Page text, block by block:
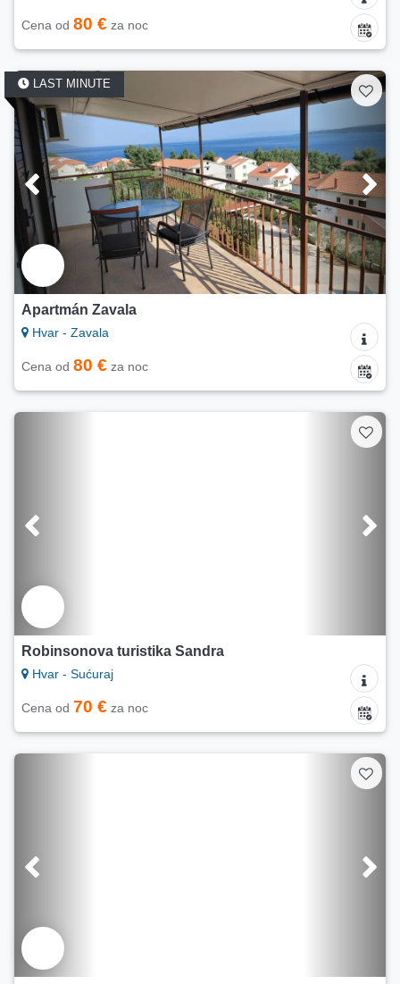
Cena od 80 € za noc
LAST MINUTE
Apartmán Zavala
Hvar - Zavala
Cena od 80 € za noc
Robinsonova turistika Sandra
Hvar - Sućuraj
Cena od 70 € za noc